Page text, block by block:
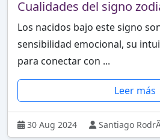
Cualidades del signo
Los nacidos bajo este signo
sensibilidad emocional, su
para conectar con ...
Leer más
30 Aug 2024 Santiago